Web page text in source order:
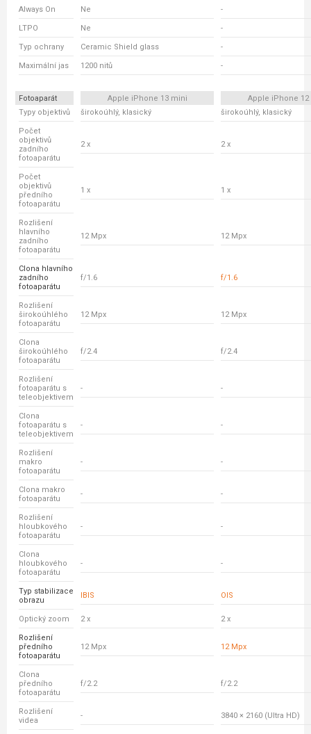
Always On Ne -
LTPO Ne -
Typ ochrany Ceramic Shield glass -
Maximální jas 1200 nitů -
Fotoaparát Apple iPhone 13 mini
Apple iPhone
Typy objektivů
širokoúhlý, klasický širokoúhlý, klasický
Počet
objektivů
zadního
fotoaparátu
2 x 2 x
Počet
objektivů
předního
fotoaparátu
1 x 1 x
Rozlišení
hlavního
zadního
fotoaparátu
12 Mpx 12 Mpx
Clona hlavního
zadního
fotoaparátu
f/1.6 f/1.6
Rozlišení
širokoúhlého
fotoaparátu
12 Mpx 12 Mpx
Clona
širokoúhlého
fotoaparátu
f/2.4 f/2.4
Rozlišení
fotoaparátu s
teleobjektivem
- -
Clona
fotoaparátu s
teleobjektivem
- -
Rozlišení
makro
fotoaparátu
- -
Clona makro
fotoaparátu
- -
Rozlišení
hloubkového
fotoaparátu
- -
Clona
hloubkového
fotoaparátu
- -
Typ stabilizace
obrazu
IBIS OIS
Optický zoom 2 x 2 x
Rozlišení
předního
fotoaparátu
12 Mpx 12 Mpx
Clona
předního
fotoaparátu
f/2.2 f/2.2
Rozlišení
videa
- 3840 × 2160 (Ultra HD)